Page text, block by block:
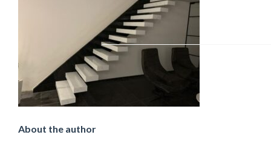
About the author